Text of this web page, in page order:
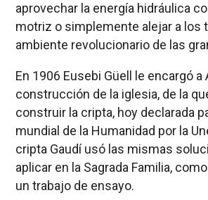
aprovechar la energía hidráulica
motriz o simplemente alejar a los
ambiente revolucionario de las
En 1906 Eusebi Güell le encargó a
construcción de la iglesia, de la
construir la cripta, hoy declarada
mundial de la Humanidad por la
cripta Gaudí usó las mismas
aplicar en la Sagrada Familia,
un trabajo de ensayo.